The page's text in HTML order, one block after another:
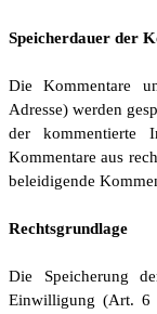
Speicherdauer der
Die Kommentare
Adresse) werden
der kommentierte
Kommentare aus
beleidigende
Rechtsgrundlage
Die Speicherung
Einwilligung (Art. 6